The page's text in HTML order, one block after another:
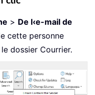
> De l‹e-mail de
cette personne
dossier Courrier.